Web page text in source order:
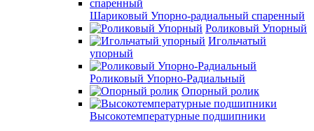
Шариковый Упорно-радиальный спаренный
Роликовый Упорный
Игольчатый
упорный
Роликовый Упорно-Радиальный
Опорный ролик
Высокотемпературные подшипники